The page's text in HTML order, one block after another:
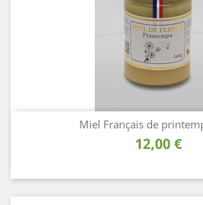
Miel Français de
Prix
12,00 €